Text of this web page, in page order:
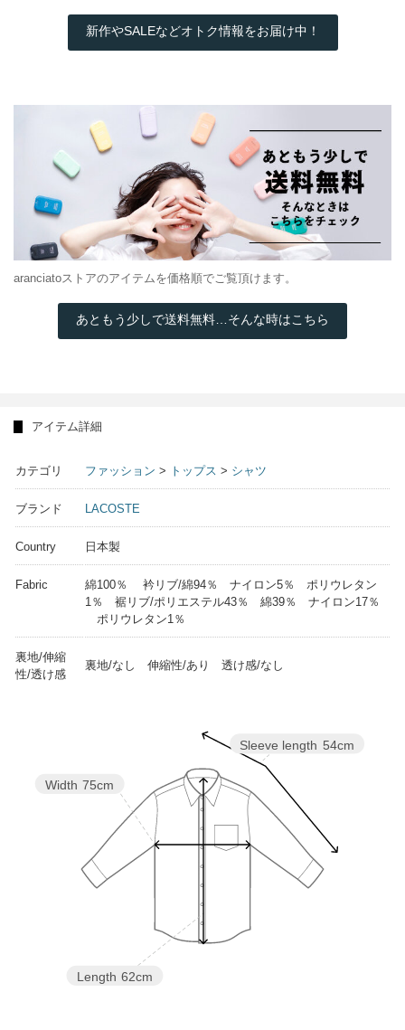
新作やSALEなどオトク情報をお届け中！
aranciatoストアのアイテムを価格順でご覧頂けます。
あともう少しで送料無料…そんな時はこちら
アイテム詳細
カテゴリ ファッション > トップス > シャツ
ブランド LACOSTE
Country 日本製
Fabric
綿100％ 衿リブ/綿94％ ナイロン5％ ポリウレタン
1％ 裾リブ/ポリエステル43％ 綿39％ ナイロン17％
ポリウレタン1％
裏地/伸縮
性/透け感
裏地/なし 伸縮性/あり 透け感/なし
Sleeve length 54cm
Length 62cm
Width 75cm